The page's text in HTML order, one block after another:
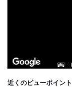
近くのビューポイント